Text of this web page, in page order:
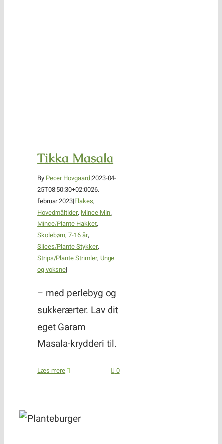
Tikka Masala
By Peder Hovgaard|2023-04-
25T08:50:30+02:0026.
februar 2023|Flakes,
Hovedmåltider, Mince Mini,
Mince/Plante Hakket,
Skolebørn, 7-16 år,
Slices/Plante Stykker,
Strips/Plante Strimler, Unge
og voksne|
– med perlebyg og
sukkerærter. Lav dit
eget Garam
Masala-krydderi til.
Læs mere 0